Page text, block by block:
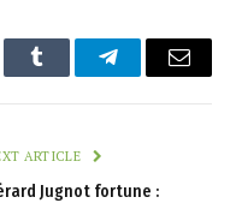
Tumblr TelegramEmail
ARTICLE
Jugnot fortune :